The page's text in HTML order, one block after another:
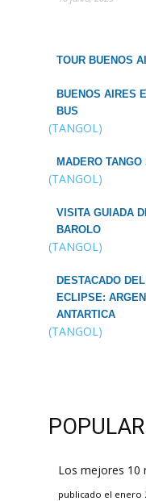
TOUR BUENOS
BUENOS AIRES
BUS
(TANGOL)
MADERO
(TANGOL)
VISITA GUIADA
BAROLO
(TANGOL)
DESTACADO
ECLIPSE:
ANTARTICA
(TANGOL)
POPULAR
Los mejores 10
publicado el enero